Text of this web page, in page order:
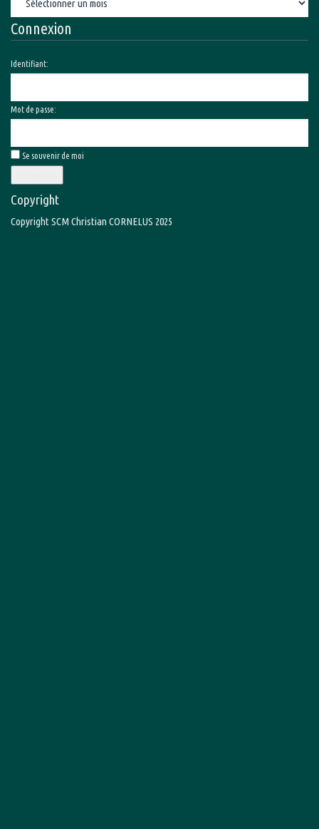
Connexion
Identifiant:
Mot de passe:
Se souvenir de moi
Copyright
Copyright SCM Christian CORNELUS 2025